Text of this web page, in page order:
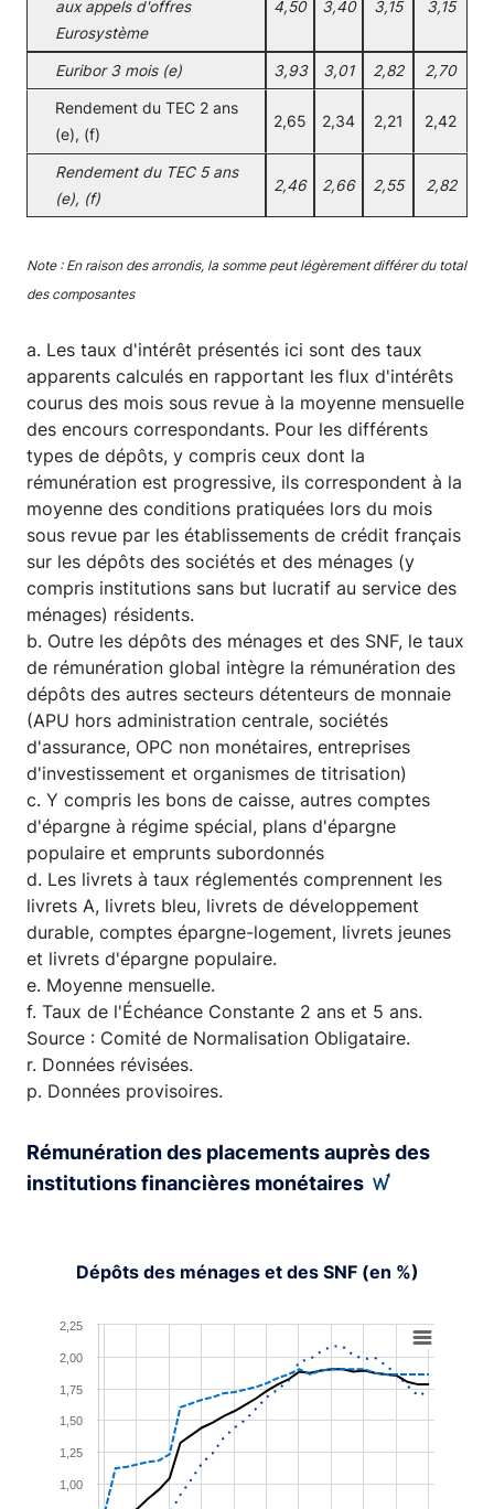
aux appels d'offres
Eurosystème
4,50 3,40 3,15 3,15
Euribor 3 mois (e) 3,93 3,01 2,82 2,70
Rendement du TEC 2 ans
(e), (f)
2,65 2,34 2,21 2,42
Rendement du TEC 5 ans
(e), (f)
2,46 2,66 2,55 2,82
Note : En raison des arrondis, la somme peut légèrement différer du total
des composantes
a. Les taux d'intérêt présentés ici sont des taux
apparents calculés en rapportant les flux d'intérêts
courus des mois sous revue à la moyenne mensuelle
des encours correspondants. Pour les différents
types de dépôts, y compris ceux dont la
rémunération est progressive, ils correspondent à la
moyenne des conditions pratiquées lors du mois
sous revue par les établissements de crédit français
sur les dépôts des sociétés et des ménages (y
compris institutions sans but lucratif au service des
ménages) résidents.
b. Outre les dépôts des ménages et des SNF, le taux
de rémunération global intègre la rémunération des
dépôts des autres secteurs détenteurs de monnaie
(APU hors administration centrale, sociétés
d'assurance, OPC non monétaires, entreprises
d'investissement et organismes de titrisation)
c. Y compris les bons de caisse, autres comptes
d'épargne à régime spécial, plans d'épargne
populaire et emprunts subordonnés
d. Les livrets à taux réglementés comprennent les
livrets A, livrets bleu, livrets de développement
durable, comptes épargne-logement, livrets jeunes
et livrets d'épargne populaire.
e. Moyenne mensuelle.
f. Taux de l'Échéance Constante 2 ans et 5 ans.
Source : Comité de Normalisation Obligataire.
r. Données révisées.
p. Données provisoires.
Rémunération des placements auprès des
institutions financières monétaires
Dépôts des ménages et des SNF (en %)
Line chart with 3 lines.
View as data table, Chart
The chart has 1 X axis displaying XAxis.
The chart has 1 Y axis displaying YAxis. Range: 0 to
1,00
1,25
1,50
1,75
2,00
2,25